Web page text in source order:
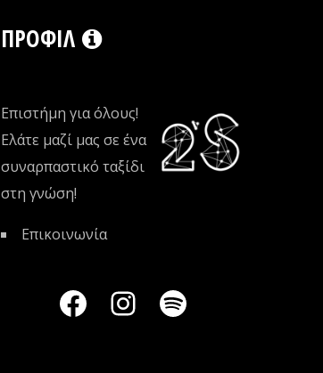
ΠΡΟΦΊΛ
Επιστήμη για όλους!
Ελάτε μαζί μας σε ένα
συναρπαστικό ταξίδι
στη γνώση!
Επικοινωνία